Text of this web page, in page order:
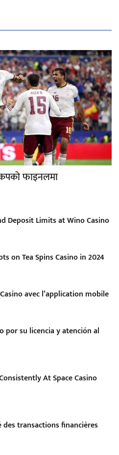
फाइनलमा
Deposit Limits at Wino Casino
on Tea Spins Casino in 2024
avec l’application mobile
por su licencia y atención al
At Space Casino
transactions financières